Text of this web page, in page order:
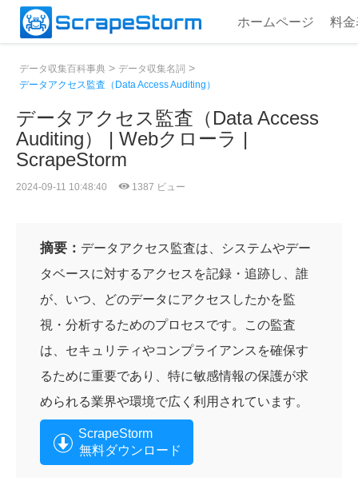
ホームページ 料金
データ収集百科事典 > データ収集名詞 >
データアクセス監査（Data Access Auditing）
データアクセス監査（Data Access
Auditing） | Webクローラ |
ScrapeStorm
2024-09-11 10:48:40 1387 ビュー
摘要： データアクセス監査は、システムやデー
タベースに対するアクセスを記録・追跡し、誰
が、いつ、どのデータにアクセスしたかを監
視・分析するためのプロセスです。この監査
は、セキュリティやコンプライアンスを確保す
るために重要であり、特に敏感情報の保護が求
められる業界や環境で広く利用されています。
ScrapeStorm
無料ダウンロード